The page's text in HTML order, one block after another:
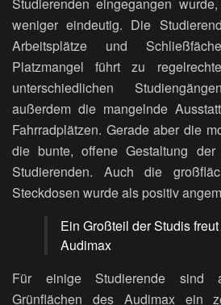
Studierenden eingegangen
weniger eindeutig. Die
Arbeitsplätze und
Platzmangel führt zu
unterschiedlichen
außerdem die mangelnde
Fahrradplätzen. Gerade aber die
die bunte, offene Gestaltung
Studierenden. Auch die
Steckdosen wurde als positiv
Ein Großteil der Studis
Audimax
Für einige Studierende sind
Grünflächen des Audimax ein